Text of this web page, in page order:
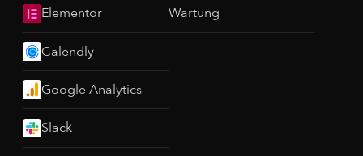
Elementor
Calendly
Google Analytics
Slack
Wartung